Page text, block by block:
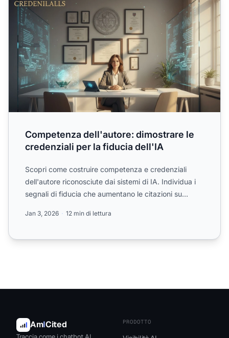
Competenza dell'autore: dimostrare le
credenziali per la fiducia dell'IA
Scopri come costruire competenza e credenziali
dell'autore riconosciute dai sistemi di IA. Individua i
segnali di fiducia che aumentano le citazioni su
Jan 3, 2026 12 min di lettura
AmICited PRODOTTO